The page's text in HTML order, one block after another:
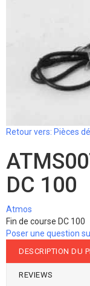
Retour vers: Pièces
DC 100
Atmos
Fin de course DC 100
Poser une question
DESCRIPTION DU
REVIEWS